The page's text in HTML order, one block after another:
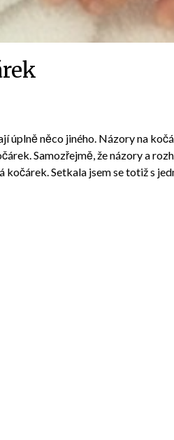
úplně něco jiného. Názory na
Samozřejmě, že názory a
Setkala jsem se totiž s